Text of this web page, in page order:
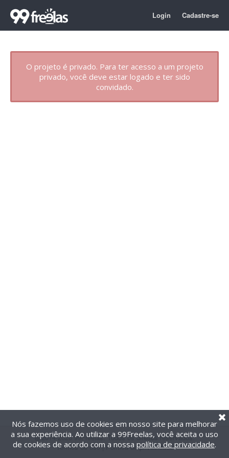
Login Cadastre-se
O projeto é privado. Para ter acesso a um projeto
privado, você deve estar logado e ter sido
convidado.
@2014-2026 99Freelas. Todos os direitos reservados.
Termos de uso| Política de privacidade
Nós fazemos uso de cookies em nosso site para melhorar
a sua experiência. Ao utilizar a 99Freelas, você aceita o uso
de cookies de acordo com a nossa política de privacidade.